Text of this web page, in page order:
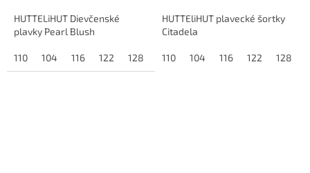
HUTTELiHUT Dievčenské
plavky Pearl Blush
110 104 116 122 128
HUTTEliHUT plavecké šortky
Citadela
110 104 116 122 128